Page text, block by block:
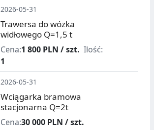
2026-05-31
Trawersa do wózka
widłowego Q=1,5 t
Cena:1 800 PLN / szt. Ilość:
1
2026-05-31
Wciągarka bramowa
stacjonarna Q=2t
Cena:30 000 PLN / szt.